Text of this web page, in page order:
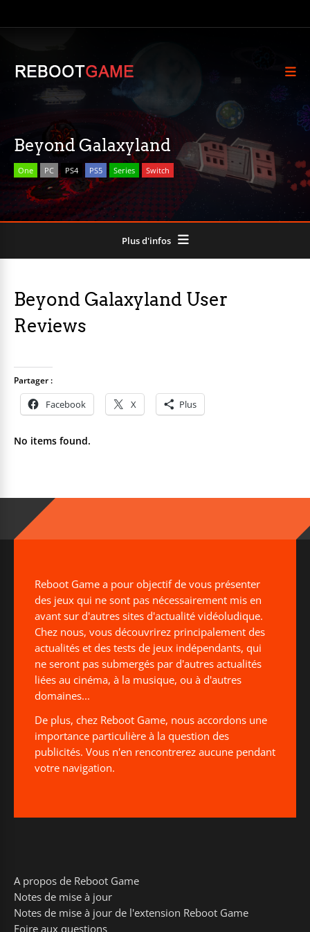
Beyond Galaxyland
One PC PS4 PS5 Series Switch
Plus d'infos
Beyond Galaxyland User
Reviews
Partager :
Facebook X Plus
No items found.
Reboot Game a pour objectif de vous présenter
des jeux qui ne sont pas nécessairement mis en
avant sur d'autres sites d'actualité vidéoludique.
Chez nous, vous découvrirez principalement des
actualités et des tests de jeux indépendants, qui
ne seront pas submergés par d'autres actualités
liées au cinéma, à la musique, ou à d'autres
domaines...
De plus, chez Reboot Game, nous accordons une
importance particulière à la question des
publicités. Vous n'en rencontrerez aucune pendant
votre navigation.
A propos de Reboot Game
Notes de mise à jour
Notes de mise à jour de l'extension Reboot Game
Foire aux questions